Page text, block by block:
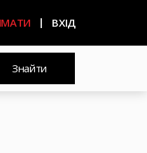
ВХІД
Знайти